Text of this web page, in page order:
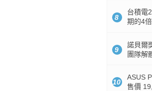
8
台積電
期的4
9
諾貝爾
團隊解
10
ASUS
售價